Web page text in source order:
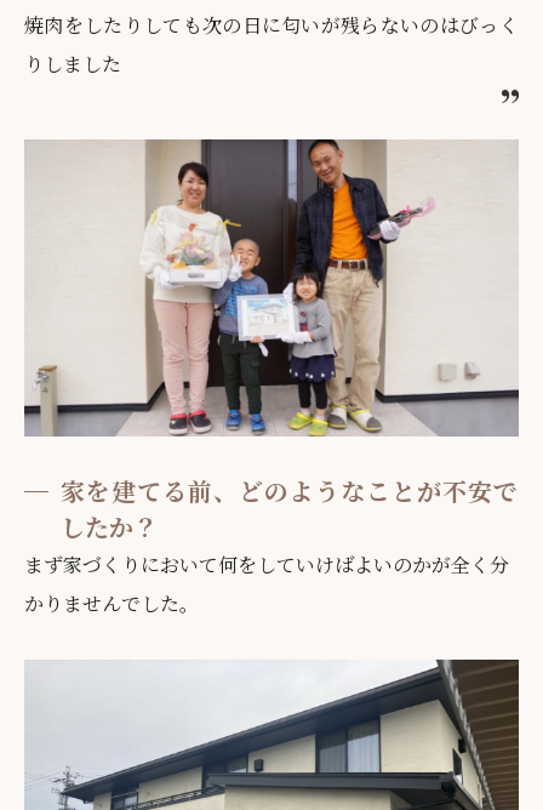
焼肉をしたりしても次の日に匂いが残らないのはびっく
りしました
家を建てる前、どのようなことが不安で
したか？
まず家づくりにおいて何をしていけばよいのかが全く分
かりませんでした。